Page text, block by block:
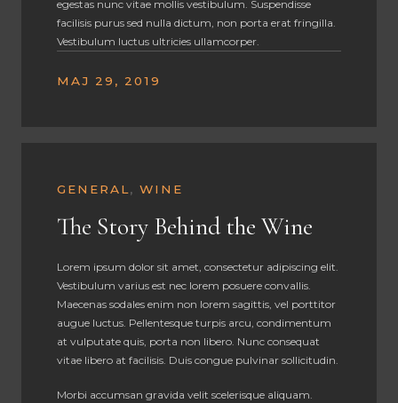
egestas nunc vitae mollis vestibulum. Suspendisse
facilisis purus sed nulla dictum, non porta erat fringilla.
Vestibulum luctus ultricies ullamcorper.
MAJ 29, 2019
GENERAL, WINE
The Story Behind the Wine
Lorem ipsum dolor sit amet, consectetur adipiscing elit.
Vestibulum varius est nec lorem posuere convallis.
Maecenas sodales enim non lorem sagittis, vel porttitor
augue luctus. Pellentesque turpis arcu, condimentum
at vulputate quis, porta non libero. Nunc consequat
vitae libero at facilisis. Duis congue pulvinar sollicitudin.
Morbi accumsan gravida velit scelerisque aliquam.